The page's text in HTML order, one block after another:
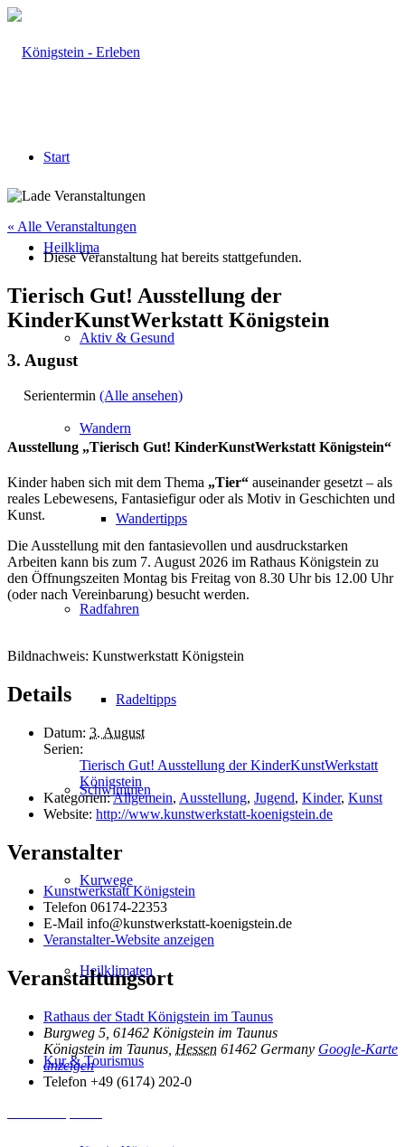
Start
Heilklima
Aktiv & Gesund
Wandern
Wandertipps
Radfahren
Radeltipps
Schwimmen
Kurwege
Heilklimaten
Kur & Tourismus
« Alle Veranstaltungen
Diese Veranstaltung hat bereits stattgefunden.
Tierisch Gut! Ausstellung der
KinderKunstWerkstatt Königstein
3. August
Serientermin (Alle ansehen)
Ausstellung „Tierisch Gut! KinderKunstWerkstatt Königstein“
Kinder haben sich mit dem Thema „Tier“ auseinander gesetzt – als
reales Lebewesens, Fantasiefigur oder als Motiv in Geschichten und
Kunst.
Die Ausstellung mit den fantasievollen und ausdruckstarken
Arbeiten kann bis zum 7. August 2026 im Rathaus Königstein zu
den Öffnungszeiten Montag bis Freitag von 8.30 Uhr bis 12.00 Uhr
(oder nach Vereinbarung) besucht werden.
Bildnachweis: Kunstwerkstatt Königstein
Details
Datum: 3. August
Serien:
Tierisch Gut! Ausstellung der KinderKunstWerkstatt
Königstein
Kategorien:Allgemein, Ausstellung, Jugend, Kinder, Kunst
Website: http://www.kunstwerkstatt-koenigstein.de
Veranstalter
Kunstwerkstatt Königstein
Telefon 06174-22353
E-Mail info@kunstwerkstatt-koenigstein.de
Veranstalter-Website anzeigen
Veranstaltungsort
Rathaus der Stadt Königstein im Taunus
Burgweg 5, 61462 Königstein im Taunus
Königstein im Taunus Hessen 61462 Germany Google-Karte
anzeigen
Telefon +49 (6174) 202-0
Erforderlichen Service akzeptieren und Inhalte entsperren